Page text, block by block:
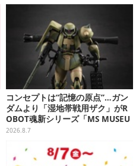
コンセプトは“記憶の原点”…ガン
ダムより「湿地帯戦用ザク」がR
OBOT魂新シリーズ「MS MUSEU
M」で商品化！博物館イメージの
2026.8.7